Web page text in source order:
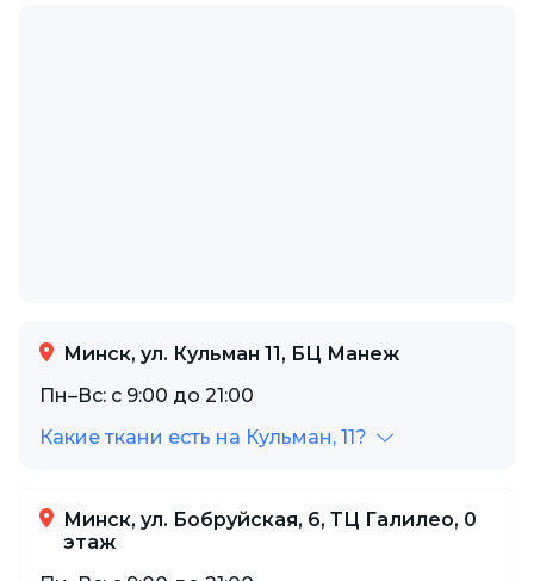
Минск, ул. Кульман 11, БЦ Манеж
Пн–Вс: с 9:00 до 21:00
Какие ткани есть на Кульман, 11?
Минск, ул. Бобруйская, 6, ТЦ Галилео, 0
этаж